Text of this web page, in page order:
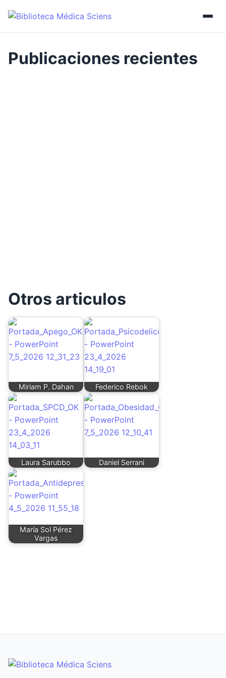
Otros articulos
Miriam P. Dahan Federico Rebok
Laura Sarubbo Daniel Serrani
María Sol Pérez
Vargas